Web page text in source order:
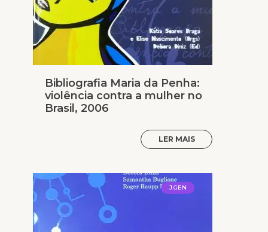
Bibliografia Maria da Penha:
violência contra a mulher no
Brasil, 2006
LER MAIS
J.GEN